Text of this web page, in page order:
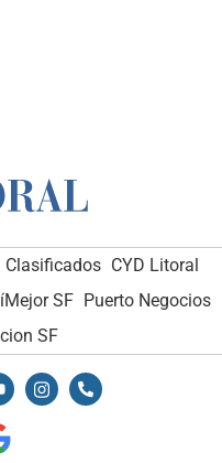
Clasificados CYD Litoral
SF Puerto Negocios
SF